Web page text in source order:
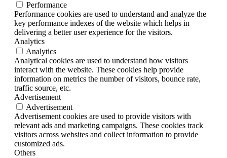
Performance
Performance cookies are used to understand and analyze the
key performance indexes of the website which helps in
delivering a better user experience for the visitors.
Analytics
Analytics
Analytical cookies are used to understand how visitors
interact with the website. These cookies help provide
information on metrics the number of visitors, bounce rate,
traffic source, etc.
Advertisement
Advertisement
Advertisement cookies are used to provide visitors with
relevant ads and marketing campaigns. These cookies track
visitors across websites and collect information to provide
customized ads.
Others